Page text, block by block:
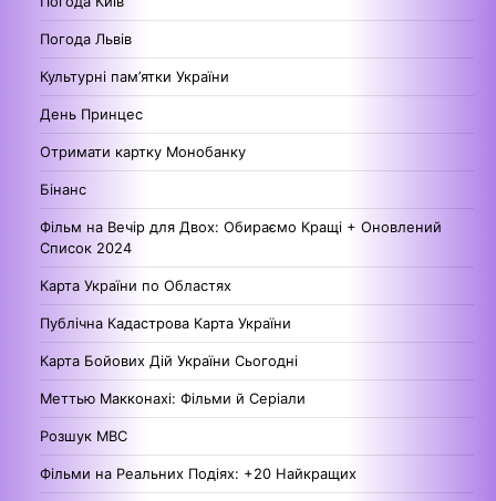
Погода Львів
Культурні пам’ятки України
День Принцес
Отримати картку Монобанку
Бінанс
Фільм на Вечір для Двох: Обираємо Кращі + Оновлений
Список 2024
Карта України по Областях
Публічна Кадастрова Карта України
Карта Бойових Дій України Сьогодні
Меттью Макконахі: Фільми й Серіали
Розшук МВС
Фільми на Реальних Подіях: +20 Найкращих